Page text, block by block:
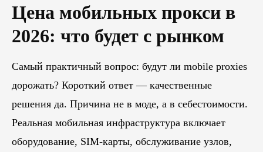
Цена мобильных прокси в
2026: что будет с рынком
Самый практичный вопрос: будут ли mobile proxies
дорожать? Короткий ответ — качественные
решения да. Причина не в моде, а в себестоимости.
Реальная мобильная инфраструктура включает
оборудование, SIM-карты, обслуживание узлов,